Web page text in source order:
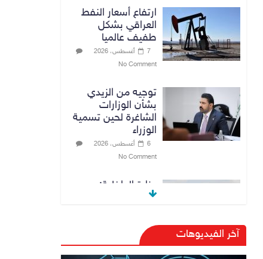
ارتفاع أسعار النفط
العراقي بشكل
طفيف عالميا
7 أغسطس، 2026
No Comment
توجيه من الزيدي
بشأن الوزارات
الشاغرة لحين تسمية
الوزراء
6 أغسطس، 2026
No Comment
وزارة الداخلية:
الحدود العراقية
من الأمن والاستقرار
آخر الفيديوهات